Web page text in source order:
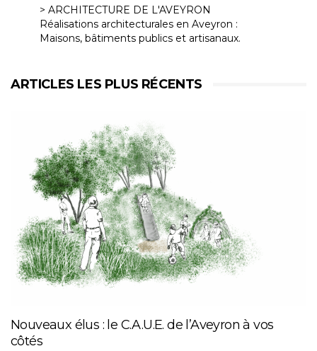
> ARCHITECTURE DE L'AVEYRON
Réalisations architecturales en Aveyron :
Maisons, bâtiments publics et artisanaux.
ARTICLES LES PLUS RÉCENTS
Nouveaux élus : le C.A.U.E. de l’Aveyron à vos
côtés